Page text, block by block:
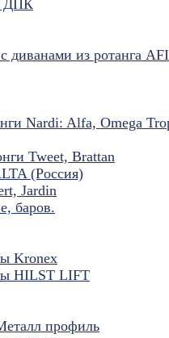
ДПК
диванами из ротанга
Nardi: Alfa, Omega
Tweet, Brattan
(Россия)
Jardin
баров.
Kronex
HILST LIFT
профиль